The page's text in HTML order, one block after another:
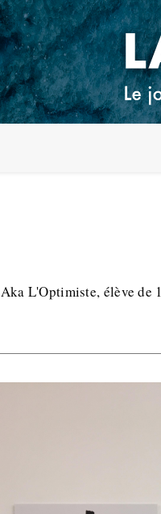
Aka L'Optimiste, élève de